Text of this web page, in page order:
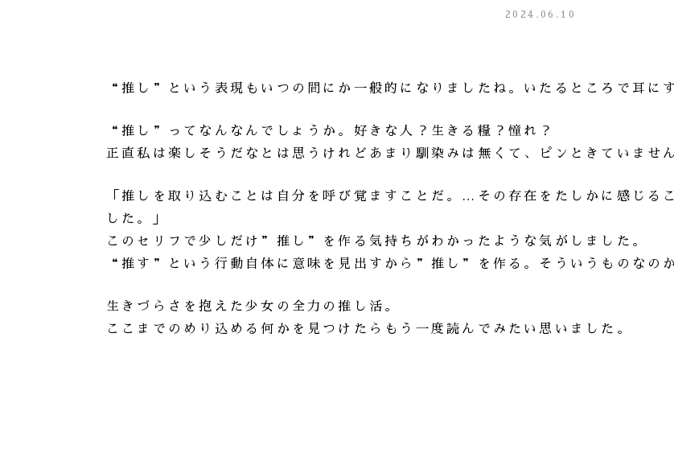
2024.06.10
“推し”という表現もいつの間にか一般的になりましたね。いたるところで耳に
“推し”ってなんなんでしょうか。好きな人？生きる糧？憧れ？
正直私は楽しそうだなとは思うけれどあまり馴染みは無くて、ピンときていませ
「推しを取り込むことは自分を呼び覚ますことだ。…その存在をたしかに感じる
した。」
このセリフで少しだけ”推し”を作る気持ちがわかったような気がしました。
“推す”という行動自体に意味を見出すから”推し”を作る。そういうものなの
生きづらさを抱えた少女の全力の推し活。
ここまでのめり込める何かを見つけたらもう一度読んでみたい思いました。